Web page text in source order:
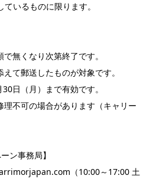
いるものに限ります。
無くなり次第終了です。
て郵送したものが対象です。
日（月）まで有効です。
不可の場合があります（キャリー
ン事務局】
（10:00～17:00 土